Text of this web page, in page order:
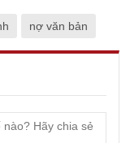
nợ văn bản